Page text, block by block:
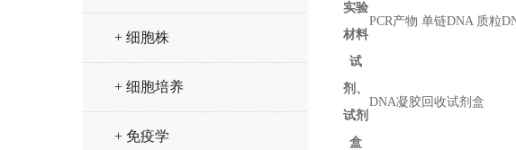
+ 细胞株
+ 细胞培养
+ 免疫学
实验
材料
PCR产物 单链DNA 质粒
试
剂、
试剂
盒
DNA凝胶回收试剂盒